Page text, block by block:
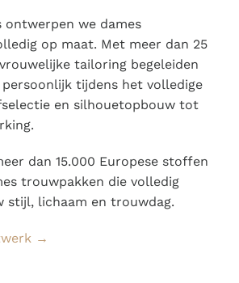
ontwerpen we dames
op maat. Met meer dan 25
tailoring begeleiden
tijdens het volledige
en silhouetopbouw tot
dan 15.000 Europese stoffen
trouwpakken die volledig
stijl, lichaam en trouwdag.
→